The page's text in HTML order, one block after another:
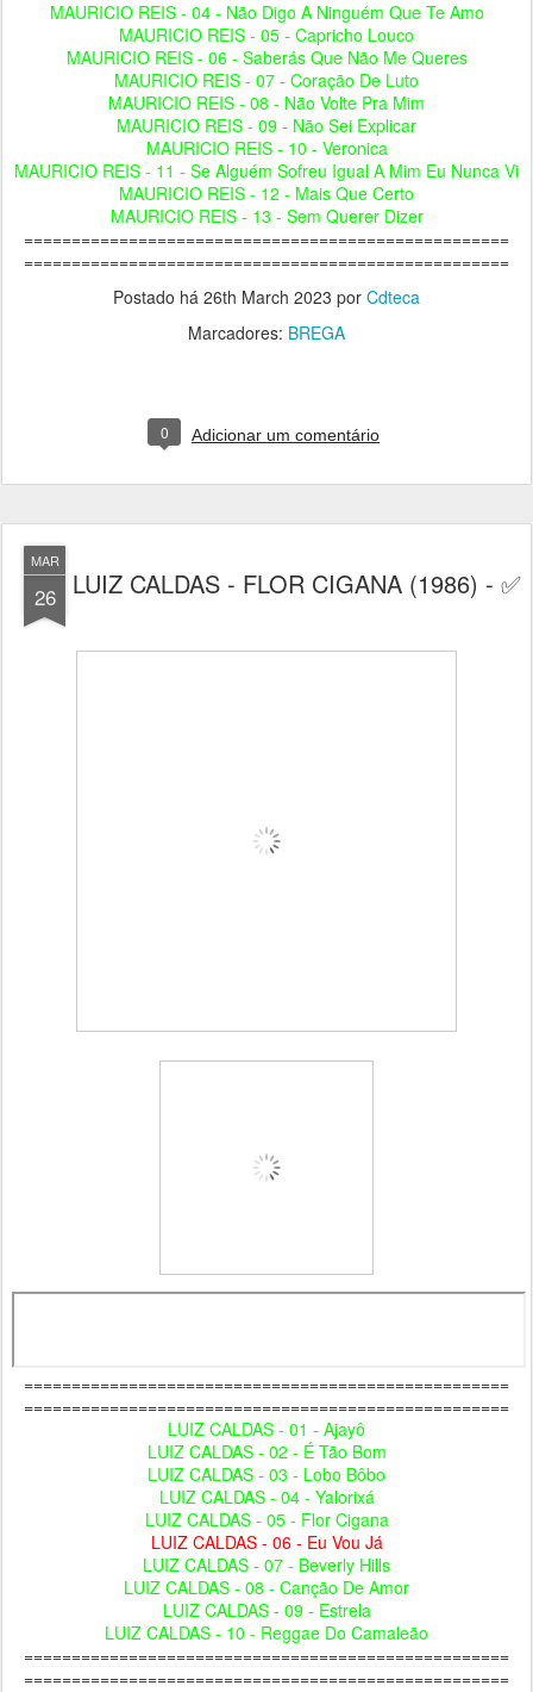
MAURICIO REIS - 04 - Não Digo A Ninguém Que Te Amo
MAURICIO REIS - 05 - Capricho Louco
MAURICIO REIS - 06 - Saberás Que Não Me Queres
MAURICIO REIS - 07 - Coração De Luto
MAURICIO REIS - 08 - Não Volte Pra Mim
MAURICIO REIS - 09 - Não Sei Explicar
MAURICIO REIS - 10 - Veronica
MAURICIO REIS - 11 - Se Alguém Sofreu Igual A Mim Eu Nunca Vi
MAURICIO REIS - 12 - Mais Que Certo
MAURICIO REIS - 13 - Sem Querer Dizer
===================================================
===================================================
Postado há 26th March 2023 por Cdteca
Marcadores: BREGA
0 Adicionar um comentário
MAR
26 LUIZ CALDAS - FLOR CIGANA (1986) - ✅
===================================================
===================================================
LUIZ CALDAS - 01 - Ajayô
LUIZ CALDAS - 02 - É Tão Bom
LUIZ CALDAS - 03 - Lobo Bôbo
LUIZ CALDAS - 04 - Yalorixá
LUIZ CALDAS - 05 - Flor Cigana
LUIZ CALDAS - 06 - Eu Vou Já
LUIZ CALDAS - 07 - Beverly Hills
LUIZ CALDAS - 08 - Canção De Amor
LUIZ CALDAS - 09 - Estrela
LUIZ CALDAS - 10 - Reggae Do Camaleão
===================================================
===================================================